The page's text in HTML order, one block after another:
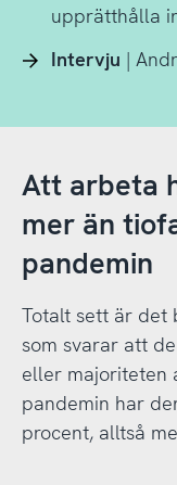
upprätthålla
Intervju |
Att arbeta
mer än
pandemin
Totalt sett är det
som svarar att
eller majoriteten
pandemin har
procent, alltså